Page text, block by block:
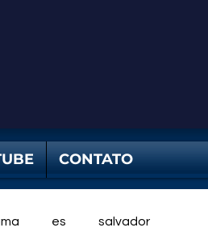
CONTATO
es salvador